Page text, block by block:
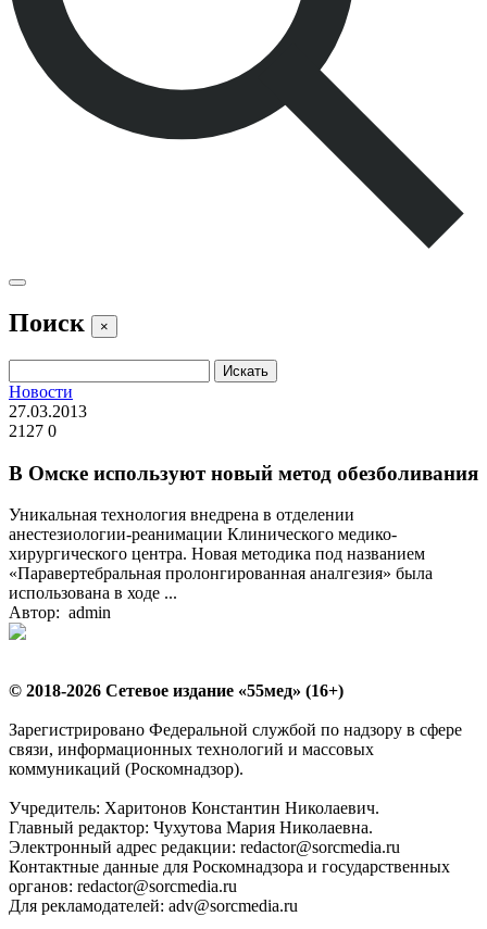
Поиск ×
Новости
27.03.2013
2127 0
В Омске используют новый метод обезболивания
Уникальная технология внедрена в отделении
анестезиологии-реанимации Клинического медико-
хирургического центра. Новая методика под названием
«Паравертебральная пролонгированная аналгезия» была
использована в ходе ...
Автор: admin
© 2018-2026 Сетевое издание «55мед» (16+)
Зарегистрировано Федеральной службой по надзору в сфере
связи, информационных технологий и массовых
коммуникаций (Роскомнадзор).
Учредитель: Харитонов Константин Николаевич.
Главный редактор: Чухутова Мария Николаевна.
Электронный адрес редакции: redactor@sorcmedia.ru
Контактные данные для Роскомнадзора и государственных
органов: redactor@sorcmedia.ru
Для рекламодателей: adv@sorcmedia.ru